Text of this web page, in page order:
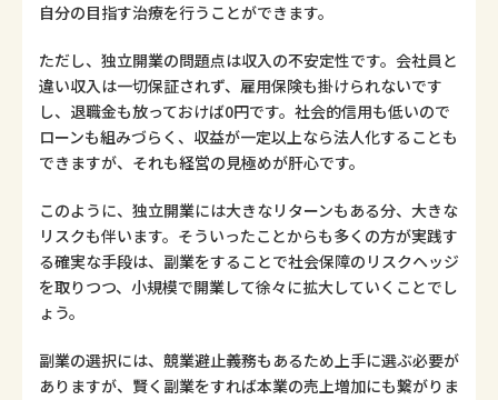
自分の目指す治療を行うことができます。
ただし、独立開業の問題点は収入の不安定性です。会社員と
違い収入は一切保証されず、雇用保険も掛けられないです
し、退職金も放っておけば0円です。社会的信用も低いので
ローンも組みづらく、収益が一定以上なら法人化することも
できますが、それも経営の見極めが肝心です。
このように、独立開業には大きなリターンもある分、大きな
リスクも伴います。そういったことからも多くの方が実践す
る確実な手段は、副業をすることで社会保障のリスクヘッジ
を取りつつ、小規模で開業して徐々に拡大していくことでし
ょう。
副業の選択には、競業避止義務もあるため上手に選ぶ必要が
ありますが、賢く副業をすれば本業の売上増加にも繋がりま